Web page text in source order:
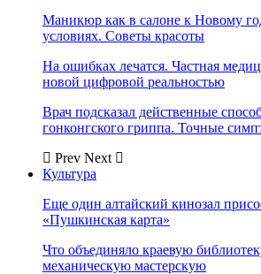
Маникюр как в салоне к Новому
условиях. Советы красоты
На ошибках лечатся. Частная
новой цифровой реальностью
Врач подсказал действенные
гонконгского гриппа. Точные
Prev Next
Культура
Еще один алтайский кинозал
«Пушкинская карта»
Что объединяло краевую
механическую мастерскую